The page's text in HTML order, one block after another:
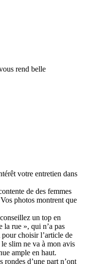
rend belle
votre entretien dans
de des femmes
photos montrent que
un top en
la rue », qui n’a pas
choisir l’article de
slim ne va à mon avis
ample en haut.
rondes d’une part n’ont